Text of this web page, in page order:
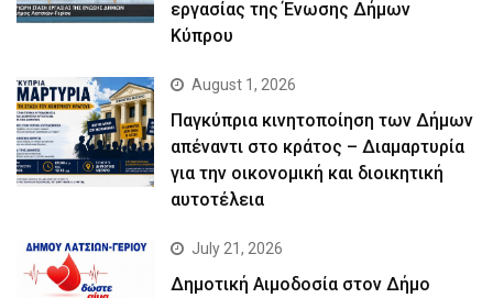
εργασίας της Ένωσης Δήμων
Κύπρου
August 1, 2026
Παγκύπρια κινητοποίηση των Δήμων
απέναντι στο κράτος – Διαμαρτυρία
για την οικονομική και διοικητική
αυτοτέλεια
July 21, 2026
Δημοτική Αιμοδοσία στον Δήμο